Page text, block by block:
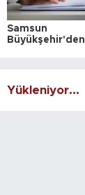
Samsun
Yükleniyor...